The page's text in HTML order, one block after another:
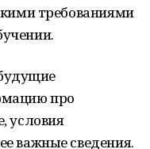
требованиями
про
условия
важные сведения.